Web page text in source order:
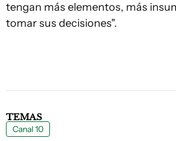
tengan más elementos, más
tomar sus decisiones".
TEMAS
Canal 10